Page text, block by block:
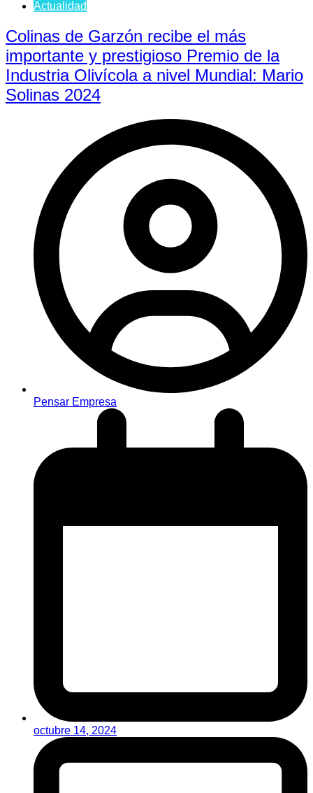
Actualidad
Colinas de Garzón recibe el más
importante y prestigioso Premio de la
Industria Olivícola a nivel Mundial: Mario
Solinas 2024
Pensar Empresa
octubre 14, 2024